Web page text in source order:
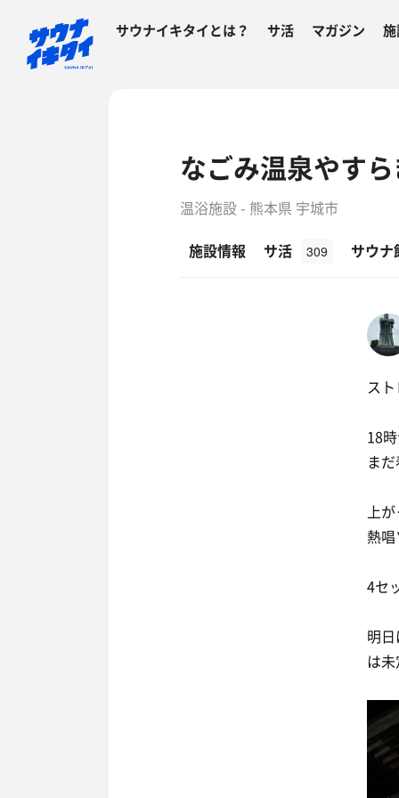
サウナイキタイとは？ サ活 マガジン
なごみ温泉やす
温浴施設 - 熊本県 宇城市
施設情報
サ活 309 サウナ
ス
18
ま
上
熱
4セ
明
は